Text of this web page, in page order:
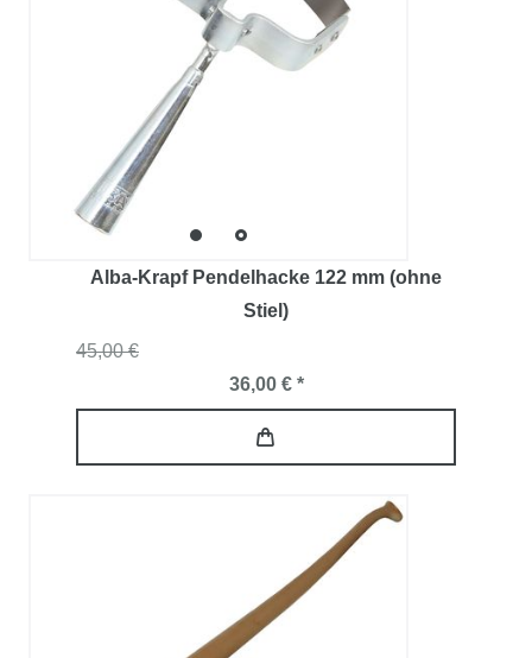
Alba-Krapf Pendelhacke 122 mm (ohne
Stiel)
45,00 €
36,00 € *